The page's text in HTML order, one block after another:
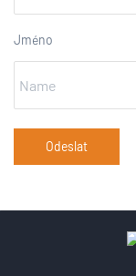
Jméno
Odeslat